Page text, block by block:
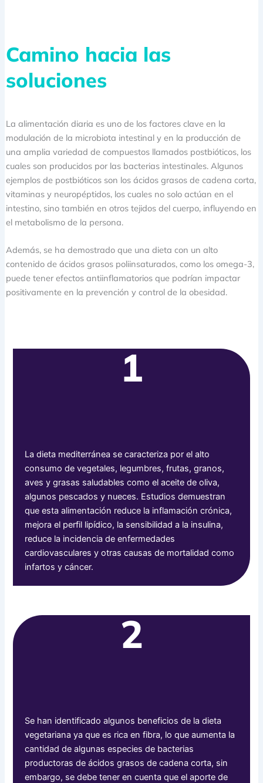
Camino hacia las
soluciones
La alimentación diaria es uno de los factores clave en la
modulación de la microbiota intestinal y en la producción de
una amplia variedad de compuestos llamados postbióticos, los
cuales son producidos por las bacterias intestinales. Algunos
ejemplos de postbióticos son los ácidos grasos de cadena corta,
vitaminas y neuropéptidos, los cuales no solo actúan en el
intestino, sino también en otros tejidos del cuerpo, influyendo en
el metabolismo de la persona.
Además, se ha demostrado que una dieta con un alto
contenido de ácidos grasos poliinsaturados, como los omega-3,
puede tener efectos antiinflamatorios que podrían impactar
positivamente en la prevención y control de la obesidad.
1
La dieta mediterránea se caracteriza por el alto
consumo de vegetales, legumbres, frutas, granos,
aves y grasas saludables como el aceite de oliva,
algunos pescados y nueces. Estudios demuestran
que esta alimentación reduce la inflamación crónica,
mejora el perfil lipídico, la sensibilidad a la insulina,
reduce la incidencia de enfermedades
cardiovasculares y otras causas de mortalidad como
infartos y cáncer.
2
Se han identificado algunos beneficios de la dieta
vegetariana ya que es rica en fibra, lo que aumenta la
cantidad de algunas especies de bacterias
productoras de ácidos grasos de cadena corta, sin
embargo, se debe tener en cuenta que el aporte de